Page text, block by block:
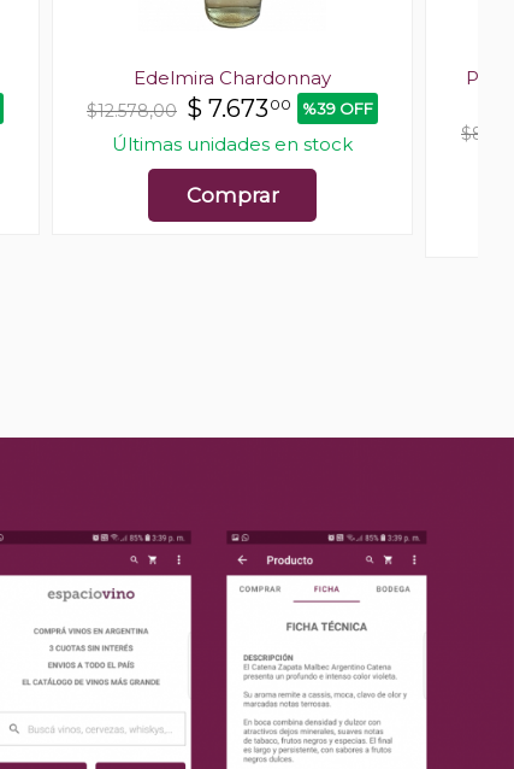
Edelmira Chardonnay
$12.578,00 $ 7.673 00 %39 OFF
Últimas unidades en stock
Comprar